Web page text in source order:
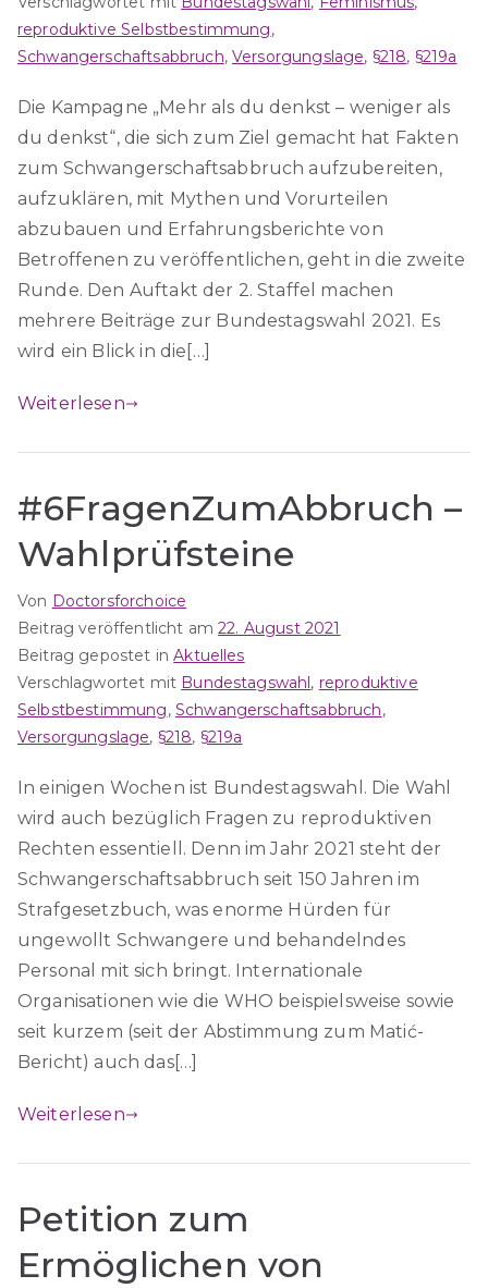
reproduktive Selbstbestimmung,
Schwangerschaftsabbruch,Versorgungslage, §218, §219a
Die Kampagne „Mehr als du denkst – weniger als
du denkst“, die sich zum Ziel gemacht hat Fakten
zum Schwangerschaftsabbruch aufzubereiten,
aufzuklären, mit Mythen und Vorurteilen
abzubauen und Erfahrungsberichte von
Betroffenen zu veröffentlichen, geht in die zweite
Runde. Den Auftakt der 2. Staffel machen
mehrere Beiträge zur Bundestagswahl 2021. Es
wird ein Blick in die[…]
Weiterlesen
#6FragenZumAbbruch –
Wahlprüfsteine
Von Doctorsforchoice
Beitrag veröffentlicht am22. August 2021
Beitrag gepostet inAktuelles
Verschlagwortet mit Bundestagswahl, reproduktive
Selbstbestimmung, Schwangerschaftsabbruch,
Versorgungslage, §218, §219a
In einigen Wochen ist Bundestagswahl. Die Wahl
wird auch bezüglich Fragen zu reproduktiven
Rechten essentiell. Denn im Jahr 2021 steht der
Schwangerschaftsabbruch seit 150 Jahren im
Strafgesetzbuch, was enorme Hürden für
ungewollt Schwangere und behandelndes
Personal mit sich bringt. Internationale
Organisationen wie die WHO beispielsweise sowie
seit kurzem (seit der Abstimmung zum Matić-
Bericht) auch das[…]
Weiterlesen
Petition zum
Ermöglichen von